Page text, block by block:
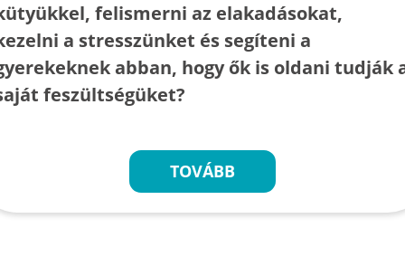
felismerni az elakadásokat,
a stresszünket és segíteni a
abban, hogy ők is oldani tudják
feszültségüket?
TOVÁBB